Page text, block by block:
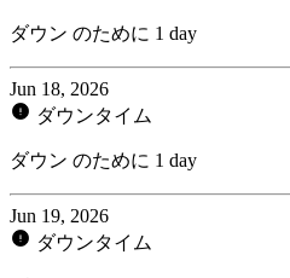
ダウン のために 1 day
Jun 18, 2026
ダウンタイム
ダウン のために 1 day
Jun 19, 2026
ダウンタイム